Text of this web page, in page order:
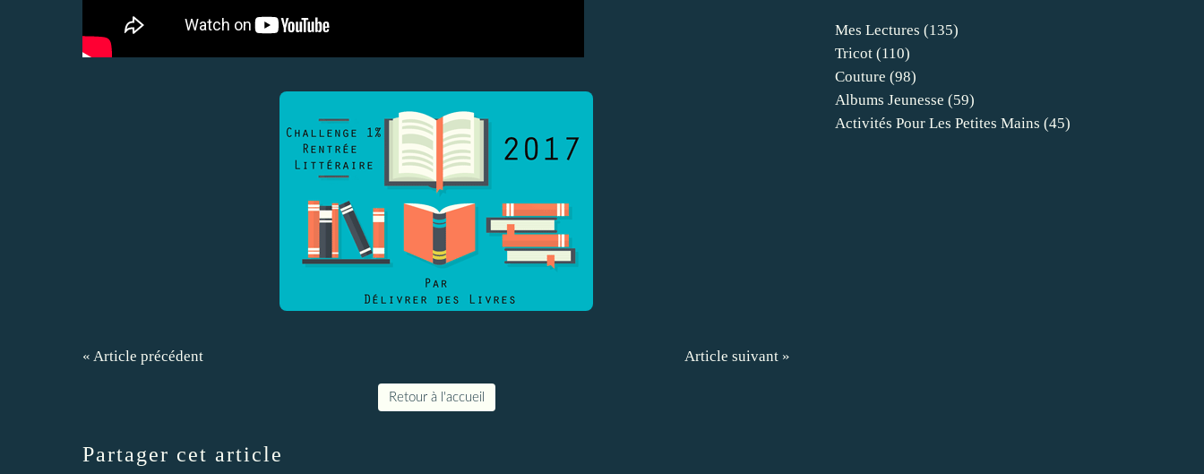
« Article précédent Article suivant »
Retour à l'accueil
Partager cet article
Mes Lectures (135)
Tricot (110)
Couture (98)
Albums Jeunesse (59)
Activités Pour Les Petites Mains (45)